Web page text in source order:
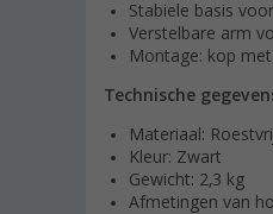
Stabiele basis
Verstelbare arm
Montage: kop
Technische
Materiaal:
Kleur: Zwart
Gewicht: 2,3 kg
Afmetingen van